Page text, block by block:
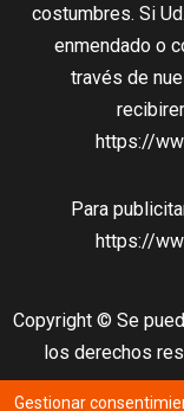
costumbres. Si
enmendado o
través de
https://
Para
https://
Copyright © Se
los derechos
Gestionar